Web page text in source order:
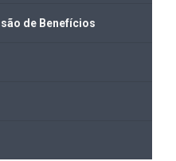
de Benefícios